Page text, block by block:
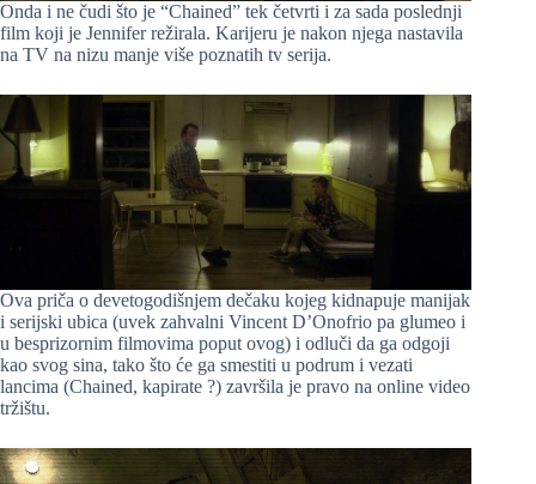
Onda i ne čudi što je “Chained” tek četvrti i za sada poslednji
film koji je Jennifer režirala. Karijeru je nakon njega nastavila
na TV na nizu manje više poznatih tv serija.
Ova priča o devetogodišnjem dečaku kojeg kidnapuje manijak
i serijski ubica (uvek zahvalni Vincent D’Onofrio pa glumeo i
u besprizornim filmovima poput ovog) i odluči da ga odgoji
kao svog sina, tako što će ga smestiti u podrum i vezati
lancima (Chained, kapirate ?) završila je pravo na online video
tržištu.